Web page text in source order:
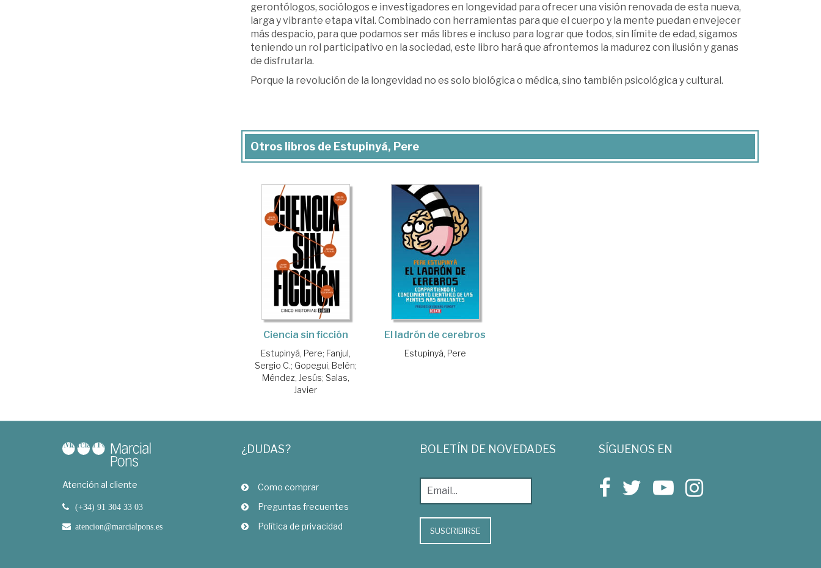
gerontólogos, sociólogos e investigadores en longevidad para ofrecer una visión renovada de esta nueva,
larga y vibrante etapa vital. Combinado con herramientas para que el cuerpo y la mente puedan envejecer
más despacio, para que podamos ser más libres e incluso para lograr que todos, sin límite de edad, sigamos
teniendo un rol participativo en la sociedad, este libro hará que afrontemos la madurez con ilusión y ganas
de disfrutarla.
Porque la revolución de la longevidad no es solo biológica o médica, sino también psicológica y cultural.
Otros libros de Estupinyá, Pere
Ciencia sin ficción
Estupinyá, Pere; Fanjul,
Sergio C.; Gopegui, Belén;
Méndez, Jesús; Salas,
Javier
El ladrón de cerebros
Estupinyá, Pere
Atención al cliente
(+34) 91 304 33 03
atencion@marcialpons.es
¿DUDAS?
Como comprar
Preguntas frecuentes
Política de privacidad
BOLETÍN DE NOVEDADES
SUSCRIBIRSE
SÍGUENOS EN